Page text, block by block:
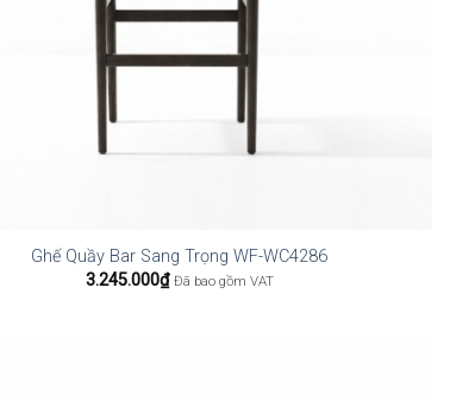
Ghế Quầy Bar Sang Trọng WF-WC4286
3.245.000₫ Đã bao gồm VAT